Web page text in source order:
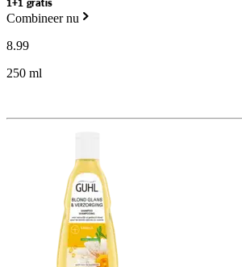
1+1 gratis
Combineer nu
8.99
250 ml